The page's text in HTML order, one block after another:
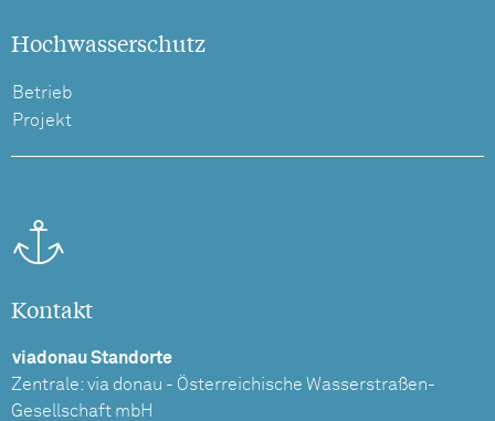
Hochwasserschutz
Betrieb
Projekt
Kontakt
viadonau Standorte
Zentrale: via donau - Österreichische Wasserstraßen-
Gesellschaft mbH